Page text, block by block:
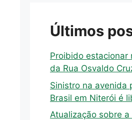
Últimos
Proibido estacionar
da Rua Osvaldo
Sinistro na avenida
Brasil em Niterói é
Atualização sobre